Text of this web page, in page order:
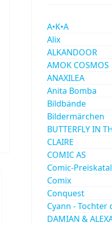
A•K•A
Alix
ALKANDOOR
AMOK COSMOS
ANAXILEA
Anita Bomba
Bildbände
Bildermärchen
BUTTERFLY IN
CLAIRE
COMIC AS
Comic-
Comix
Conquest
Cyann - Tochter
DAMIAN &